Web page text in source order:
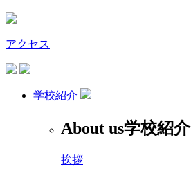
アクセス
学校紹介
About us学校紹介
挨拶